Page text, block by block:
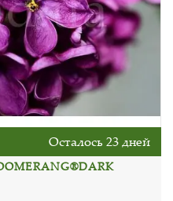
Осталось 23 дней